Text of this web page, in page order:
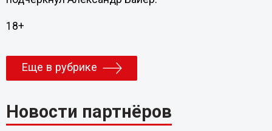
18+
Еще в рубрике
Новости партнёров